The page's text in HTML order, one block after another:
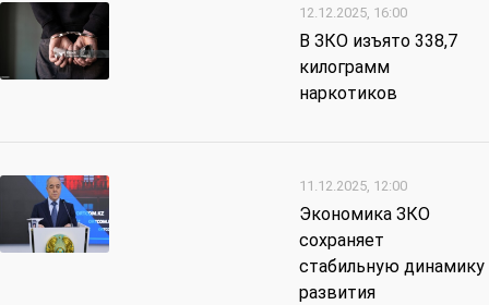
12.12.2025, 16:00
В ЗКО изъято 338,7
килограмм
наркотиков
11.12.2025, 12:00
Экономика ЗКО
сохраняет
стабильную динамику
развития